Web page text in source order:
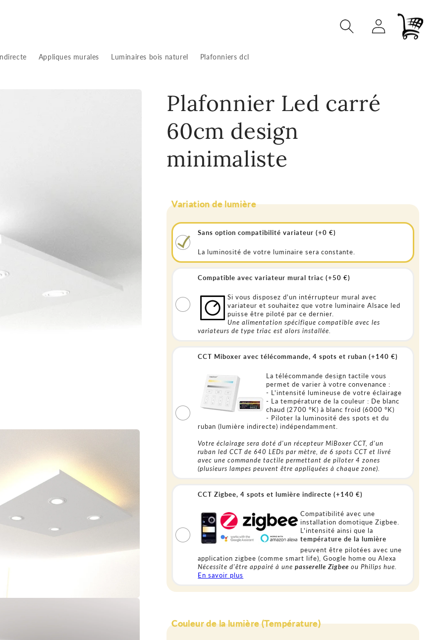
Appliques murales Luminaires bois naturel Plafonniers dcl
Connexion Panier
Plafonnier Led carré
60cm design
minimaliste
Variation de lumière
Sans option compatibilité variateur (+0 €)
La luminosité de votre luminaire sera constante.
Compatible avec variateur mural triac (+50 €)
Si vous disposez d'un intérrupteur mural avec
variateur et souhaitez que votre luminaire Alsace led
puisse être piloté par ce dernier.
Une alimentation spécifique compatible avec les
variateurs de type triac est alors installée.
CCT Miboxer avec télécommande, 4 spots et ruban (+140 €)
La télécommande design tactile vous
permet de varier à votre convenance :
- L'intensité lumineuse de votre éclairage
- La température de la couleur : De blanc
chaud (2700 °K) à blanc froid (6000 °K)
- Piloter la luminosité des spots et du
ruban (lumière indirecte) indépendamment.
Votre éclairage sera doté d'un récepteur MiBoxer CCT, d'un
ruban led CCT de 640 LEDs par mètre, de 6 spots CCT et livré
avec une commande tactile permettant de piloter 4 zones
(plusieurs lampes peuvent être appliquées à chaque zone).
CCT Zigbee, 4 spots et lumière indirecte (+140 €)
Compatibilité avec une
installation domotique Zigbee.
L'intensité ainsi que la
température de la lumière
peuvent être pilotées avec une
application zigbee (comme smart life), Google home ou Alexa
Nécessite d'être appairé à unepasserelle Zigbee ou Philips hue.
En savoir plus
Couleur de la lumière (Température)